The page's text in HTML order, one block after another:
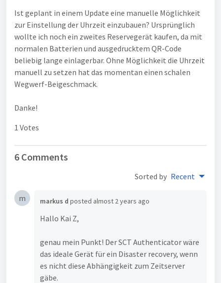
Ist geplant in einem Update eine manuelle Möglichkeit
zur Einstellung der Uhrzeit einzubauen? Ursprünglich
wollte ich noch ein zweites Reservegerät kaufen, da mit
normalen Batterien und ausgedrucktem QR-Code
beliebig lange einlagerbar. Ohne Möglichkeit die Uhrzeit
manuell zu setzen hat das momentan einen schalen
Wegwerf-Beigeschmack.
Danke!
1 Votes
6 Comments
Sorted by Recent
m markus d posted almost 2 years ago
Hallo Kai Z,
genau mein Punkt! Der SCT Authenticator wäre
das ideale Gerät für ein Disaster recovery, wenn
es nicht diese Abhängigkeit zum Zeitserver
gäbe.